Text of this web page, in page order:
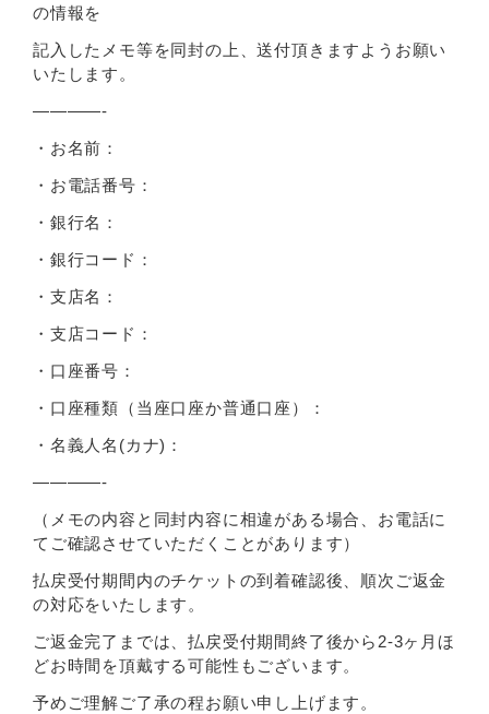
の情報を
記入したメモ等を同封の上、送付頂きますようお願い
いたします。
————-
・お名前：
・お電話番号：
・銀行名：
・銀行コード：
・支店名：
・支店コード：
・口座番号：
・口座種類（当座口座か普通口座）：
・名義人名(カナ)：
————-
（メモの内容と同封内容に相違がある場合、お電話に
てご確認させていただくことがあります）
払戻受付期間内のチケットの到着確認後、順次ご返金
の対応をいたします。
ご返金完了までは、払戻受付期間終了後から2-3ヶ月ほ
どお時間を頂戴する可能性もございます。
予めご理解ご了承の程お願い申し上げます。